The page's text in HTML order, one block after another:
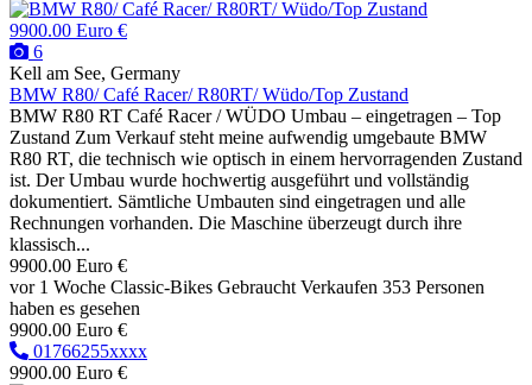
9900.00 Euro €
6
Kell am See, Germany
BMW R80/ Café Racer/ R80RT/ Wüdo/Top Zustand
BMW R80 RT Café Racer / WÜDO Umbau – eingetragen – Top
Zustand Zum Verkauf steht meine aufwendig umgebaute BMW
R80 RT, die technisch wie optisch in einem hervorragenden Zustand
ist. Der Umbau wurde hochwertig ausgeführt und vollständig
dokumentiert. Sämtliche Umbauten sind eingetragen und alle
Rechnungen vorhanden. Die Maschine überzeugt durch ihre
klassisch...
9900.00 Euro €
vor 1 Woche Classic-Bikes Gebraucht Verkaufen 353 Personen
haben es gesehen
9900.00 Euro €
01766255xxxx
9900.00 Euro €